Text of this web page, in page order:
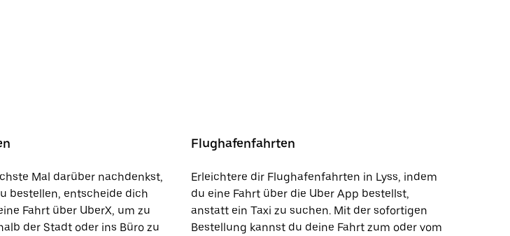
Mal darüber nachdenkst,
bestellen, entscheide dich
Fahrt über UberX, um zu
der Stadt oder ins Büro zu
Flughafenfahrten
Erleichtere dir Flughafenfahrten in Lyss, indem
du eine Fahrt über die Uber App bestellst,
anstatt ein Taxi zu suchen. Mit der sofortigen
Bestellung kannst du deine Fahrt zum oder vom